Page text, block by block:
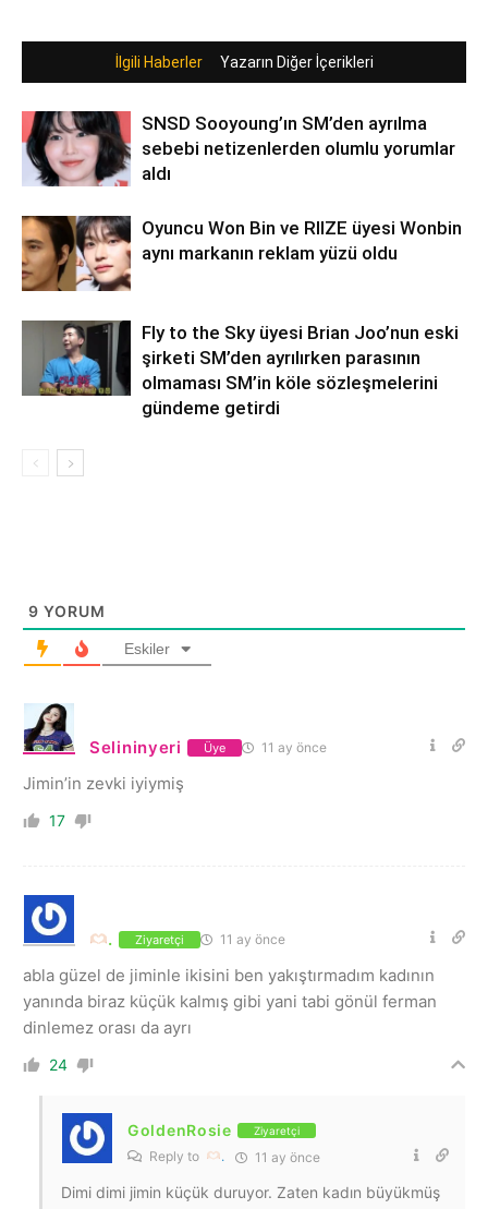
İlgili Haberler Yazarın Diğer İçerikleri
SNSD Sooyoung’ın SM’den ayrılma
sebebi netizenlerden olumlu yorumlar
aldı
Oyuncu Won Bin ve RIIZE üyesi Wonbin
aynı markanın reklam yüzü oldu
Fly to the Sky üyesi Brian Joo’nun eski
şirketi SM’den ayrılırken parasının
olmaması SM’in köle sözleşmelerini
gündeme getirdi
9 YORUM
Eskiler
Selininyeri Üye 11 ay önce
Jimin’in zevki iyiymiş
17
. Ziyaretçi 11 ay önce
abla güzel de jiminle ikisini ben yakıştırmadım kadının
yanında biraz küçük kalmış gibi yani tabi gönül ferman
dinlemez orası da ayrı
24
GoldenRosie Ziyaretçi
Reply to . 11 ay önce
Dimi dimi jimin küçük duruyor. Zaten kadın büyükmüş